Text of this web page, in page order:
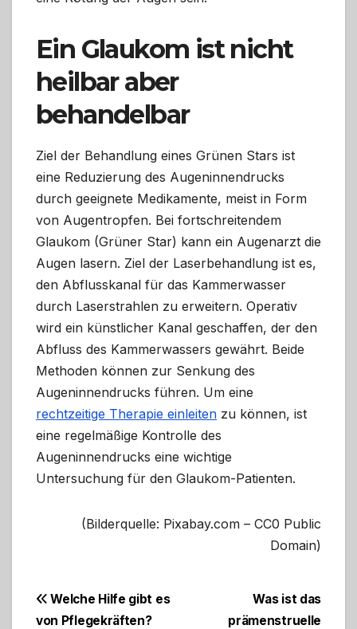
Ein Glaukom ist nicht
heilbar aber
behandelbar
Ziel der Behandlung eines Grünen Stars ist
eine Reduzierung des Augeninnendrucks
durch geeignete Medikamente, meist in Form
von Augentropfen. Bei fortschreitendem
Glaukom (Grüner Star) kann ein Augenarzt die
Augen lasern. Ziel der Laserbehandlung ist es,
den Abflusskanal für das Kammerwasser
durch Laserstrahlen zu erweitern. Operativ
wird ein künstlicher Kanal geschaffen, der den
Abfluss des Kammerwassers gewährt. Beide
Methoden können zur Senkung des
Augeninnendrucks führen. Um eine
rechtzeitige Therapie einleiten zu können, ist
eine regelmäßige Kontrolle des
Augeninnendrucks eine wichtige
Untersuchung für den Glaukom-Patienten.
(Bilderquelle: Pixabay.com – CC0 Public
Domain)
BeitragsnavigationWas ist das
prämenstruelle
Welche Hilfe gibt es
von Pflegekräften?